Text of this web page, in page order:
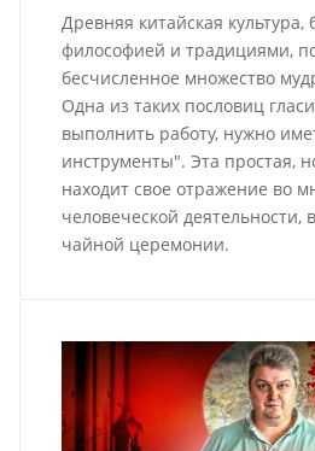
Древняя китайская культура,
философией и традициями,
бесчисленное множество
Одна из таких пословиц
выполнить работу, нужно
инструменты". Эта простая,
находит свое отражение во
человеческой деятельности,
чайной церемонии.